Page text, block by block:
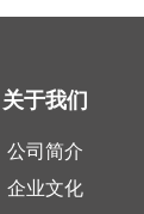
关于我们
公司简介
企业文化